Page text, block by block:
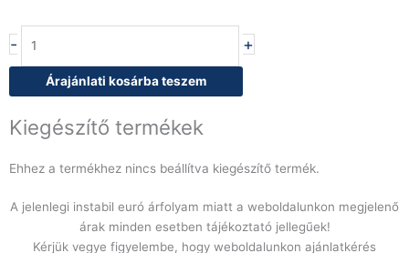
-
Q70PCV/VCE40
üvegkerámia
főzőlap,
szekrényen
+
Árajánlati kosárba teszem
Kiegészítő termékek
Ehhez a termékhez nincs beállítva kiegészítő termék.
A jelenlegi instabil euró árfolyam miatt a weboldalunkon megjelenő
árak minden esetben tájékoztató jellegűek!
Kérjük vegye figyelembe, hogy weboldalunkon ajánlatkérés